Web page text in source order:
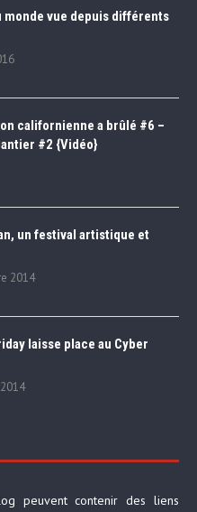
monde vue depuis différents
californienne a brûlé #6 –
#2 {Vidéo}
un festival artistique et
2014
laisse place au Cyber
peuvent contenir des liens